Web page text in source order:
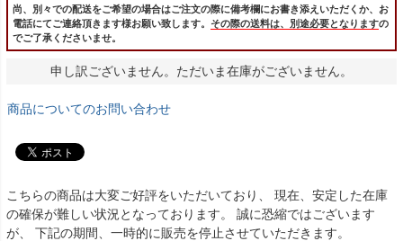
尚、別々での配送をご希望の場合はご注文の際に備考欄にお書き添えいただくか、お
電話にてご連絡頂きます様お願い致します。 その際の送料は、別途必要となりますの
でご了承くださいませ。
申し訳ございません。ただいま在庫がございません。
商品についてのお問い合わせ
こちらの商品は大変ご好評をいただいており、 現在、安定した在庫
の確保が難しい状況となっております。 誠に恐縮ではございます
が、 下記の期間、一時的に販売を停止させていただきます。